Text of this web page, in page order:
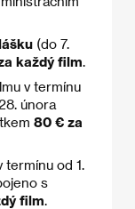
(do 7.
každý film
v termínu
února
80 € za
od 1.
s
film